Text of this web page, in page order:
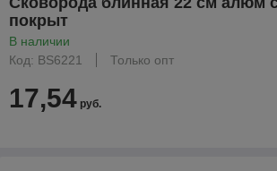
покрыт
В наличии
Код: BS6221
Только опт
17,54 руб.